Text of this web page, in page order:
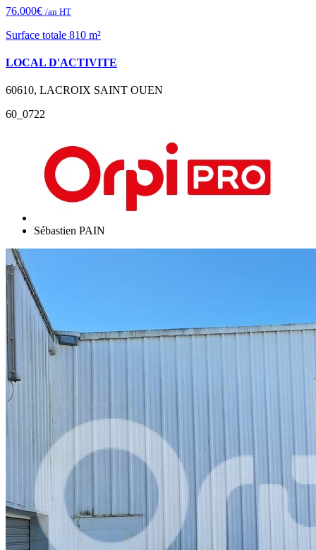
76.000€ /an HT
Surface totale 810 m²
LOCAL D'ACTIVITE
60610, LACROIX SAINT OUEN
60_0722
Sébastien PAIN